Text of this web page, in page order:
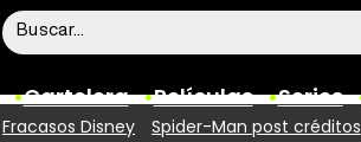
Cartelera Películas Series
Fracasos Disney Spider-Man post créditos